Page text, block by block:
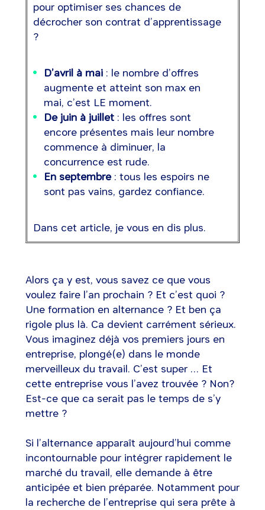
pour optimiser ses chances de
décrocher son contrat d’apprentissage
?
D’avril à mai: le nombre d’offres
augmente et atteint son max en
mai, c’est LE moment.
De juin à juillet: les offres sont
encore présentes mais leur nombre
commence à diminuer, la
concurrence est rude.
En septembre: tous les espoirs ne
sont pas vains, gardez confiance.
Dans cet article, je vous en dis plus.
Alors ça y est, vous savez ce que vous
voulez faire l’an prochain ? Et c’est quoi ?
Une formation en alternance ? Et ben ça
rigole plus là. Ca devient carrément sérieux.
Vous imaginez déjà vos premiers jours en
entreprise, plongé(e) dans le monde
merveilleux du travail. C’est super … Et
cette entreprise vous l’avez trouvée ? Non?
Est-ce que ca serait pas le temps de s’y
mettre ?
Si l’alternance apparaît aujourd’hui comme
incontournable pour intégrer rapidement le
marché du travail, elle demande à être
anticipée et bien préparée. Notamment pour
la recherche de l’entreprise qui sera prête à